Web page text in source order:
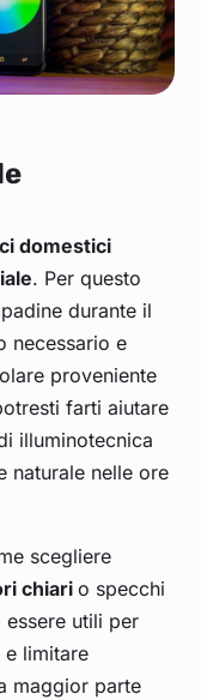
domestici
. Per questo
durante il
necessario e
proveniente
farti aiutare
illuminotecnica
naturale nelle ore
scegliere
chiario specchi
utili per
e limitare
maggior parte